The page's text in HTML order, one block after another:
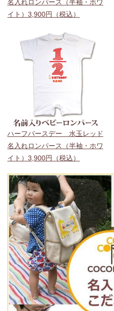
名入れロンパース（半袖・ホワ
イト）3,900円（税込）
ハーフバースデー 水玉レッド
名入れロンパース（半袖・ホワ
イト）3,900円（税込）